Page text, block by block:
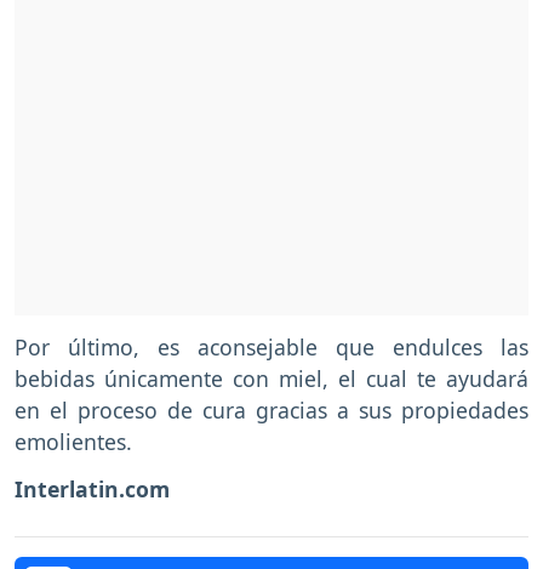
Por último, es aconsejable que endulces las
bebidas únicamente con miel, el cual te ayudará
en el proceso de cura gracias a sus propiedades
emolientes.
Interlatin.com